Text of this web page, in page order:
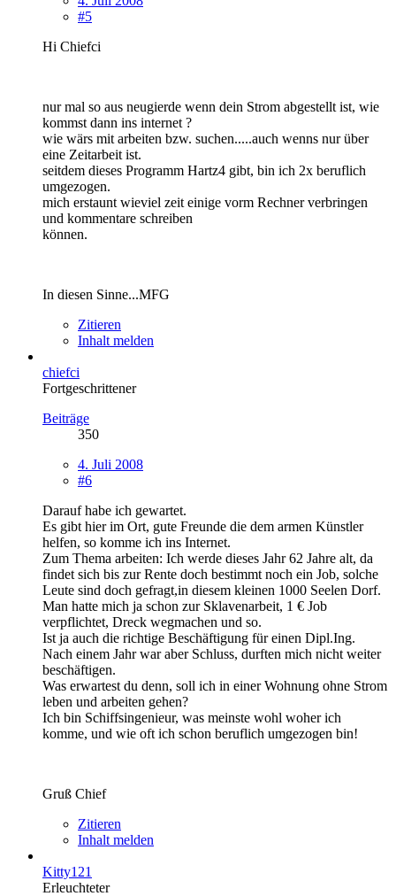
#5
Hi Chiefci
nur mal so aus neugierde wenn dein Strom abgestellt ist, wie
kommst dann ins internet ?
wie wärs mit arbeiten bzw. suchen.....auch wenns nur über
eine Zeitarbeit ist.
seitdem dieses Programm Hartz4 gibt, bin ich 2x beruflich
umgezogen.
mich erstaunt wieviel zeit einige vorm Rechner verbringen
und kommentare schreiben
können.
In diesen Sinne...MFG
Zitieren
Inhalt melden
chiefci
Fortgeschrittener
Beiträge
350
4. Juli 2008
#6
Darauf habe ich gewartet.
Es gibt hier im Ort, gute Freunde die dem armen Künstler
helfen, so komme ich ins Internet.
Zum Thema arbeiten: Ich werde dieses Jahr 62 Jahre alt, da
findet sich bis zur Rente doch bestimmt noch ein Job, solche
Leute sind doch gefragt,in diesem kleinen 1000 Seelen Dorf.
Man hatte mich ja schon zur Sklavenarbeit, 1 € Job
verpflichtet, Dreck wegmachen und so.
Ist ja auch die richtige Beschäftigung für einen Dipl.Ing.
Nach einem Jahr war aber Schluss, durften mich nicht weiter
beschäftigen.
Was erwartest du denn, soll ich in einer Wohnung ohne Strom
leben und arbeiten gehen?
Ich bin Schiffsingenieur, was meinste wohl woher ich
komme, und wie oft ich schon beruflich umgezogen bin!
Gruß Chief
Zitieren
Inhalt melden
Kitty121
Erleuchteter